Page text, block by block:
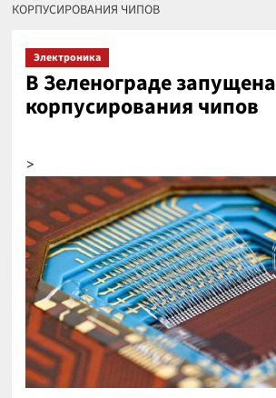
КОРПУСИРОВАНИЯ ЧИПОВ
Электроника
В Зеленограде
корпусирования чипов
>